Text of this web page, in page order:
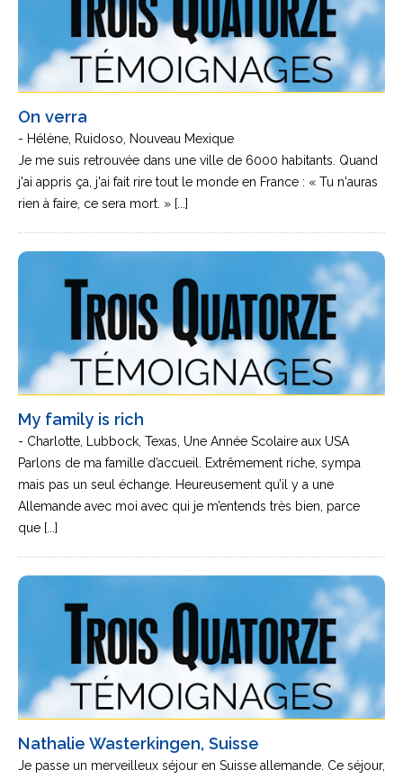
On verra
- Hélène, Ruidoso, Nouveau Mexique
Je me suis retrouvée dans une ville de 6000 habitants. Quand
j'ai appris ça, j'ai fait rire tout le monde en France : « Tu n'auras
rien à faire, ce sera mort. » [...]
My family is rich
- Charlotte, Lubbock, Texas, Une Année Scolaire aux USA
Parlons de ma famille d’accueil. Extrêmement riche, sympa
mais pas un seul échange. Heureusement qu’il y a une
Allemande avec moi avec qui je m’entends très bien, parce
que [...]
Nathalie Wasterkingen, Suisse
Je passe un merveilleux séjour en Suisse allemande. Ce séjour,